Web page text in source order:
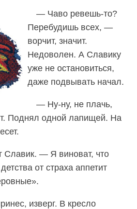
— Чаво ревешь-то?
Перебудишь всех, —
ворчит, значит.
Недоволен. А Славику
уже не остановиться,
даже подвывать начал.
— Ну-ну, не плачь,
Поднял одной лапищей. На
— Я виноват, что
от страха аппетит
изверг. В кресло